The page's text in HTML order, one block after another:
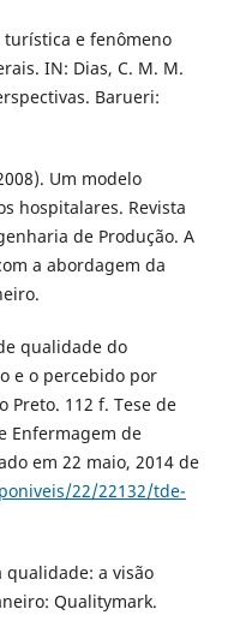
turística e fenômeno
IN: Dias, C. M. M.
Barueri:
Um modelo
hospitalares. Revista
de Produção. A
a abordagem da
qualidade do
e o percebido por
Preto. 112 f. Tese de
Enfermagem de
em 22 maio, 2014 de
22/22132/tde-
qualidade: a visão
Qualitymark.